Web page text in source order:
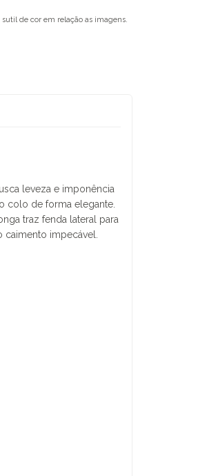
de cor em relação as imagens.
leveza e imponência
colo de forma elegante.
traz fenda lateral para
impecável.